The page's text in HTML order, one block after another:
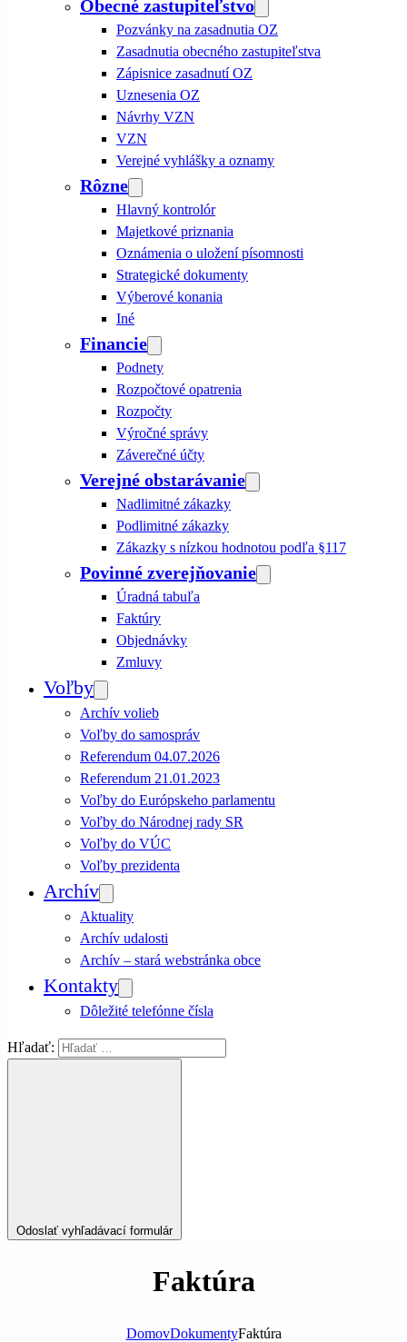
Obecné zastupiteľstvo
Pozvánky na zasadnutia OZ
Zasadnutia obecného zastupiteľstva
Zápisnice zasadnutí OZ
Uznesenia OZ
Návrhy VZN
VZN
Verejné vyhlášky a oznamy
Rôzne
Hlavný kontrolór
Majetkové priznania
Oznámenia o uložení písomnosti
Strategické dokumenty
Výberové konania
Iné
Financie
Podnety
Rozpočtové opatrenia
Rozpočty
Výročné správy
Záverečné účty
Verejné obstarávanie
Nadlimitné zákazky
Podlimitné zákazky
Zákazky s nízkou hodnotou podľa §117
Povinné zverejňovanie
Úradná tabuľa
Faktúry
Objednávky
Zmluvy
Voľby
Archív volieb
Voľby do samospráv
Referendum 04.07.2026
Referendum 21.01.2023
Voľby do Európskeho parlamentu
Voľby do Národnej rady SR
Voľby do VÚC
Voľby prezidenta
Archív
Aktuality
Archív udalosti
Archív – stará webstránka obce
Kontakty
Dôležité telefónne čísla
Hľadať:
Odoslať vyhľadávací formulár
Faktúra
DomovDokumentyFaktúra